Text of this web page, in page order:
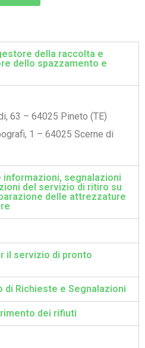
della raccolta e
dello spazzamento e
63 – 64025 Pineto (TE)
1 – 64025 Scerne di
segnalazioni
del servizio di ritiro su
delle attrezzature
il servizio di pronto
di Richieste e Segnalazioni
dei rifiuti